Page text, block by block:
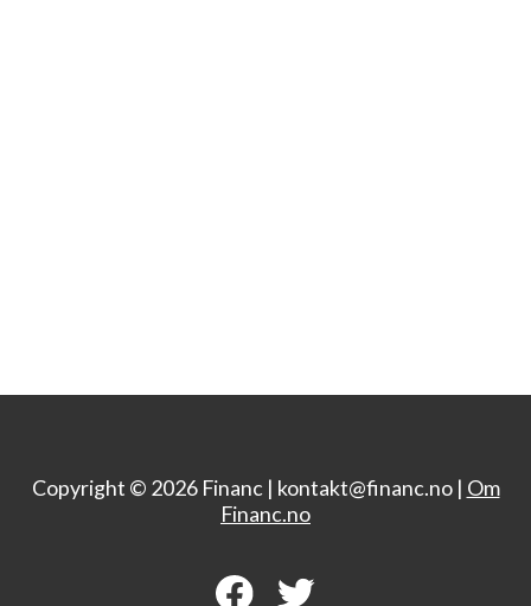
Copyright © 2026 Financ | kontakt@financ.no | Om
Financ.no